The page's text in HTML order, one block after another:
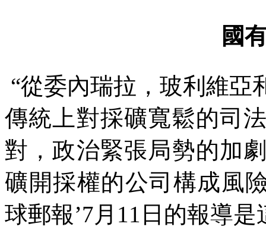
國
“從委內瑞拉，玻利維亞
傳統上對採礦寬鬆的司
對，政治緊張局勢的加
礦開採權的公司構成風
球郵報’7月 11 日的報導是